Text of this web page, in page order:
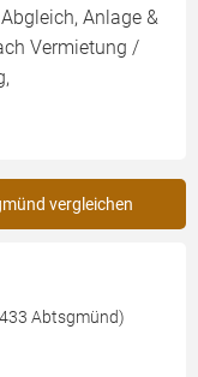
Anlage &
Vermietung /
vergleichen
Abtsgmünd)